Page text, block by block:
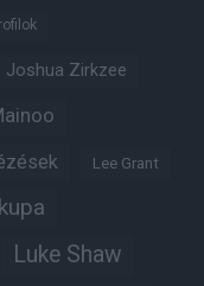
Joshua Zirkzee
Lee Grant
Luke Shaw